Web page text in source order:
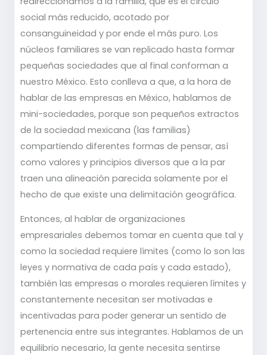
social más reducido, acotado por
consanguineidad y por ende el más puro. Los
núcleos familiares se van replicado hasta formar
pequeñas sociedades que al final conforman a
nuestro México. Esto conlleva a que, a la hora de
hablar de las empresas en México, hablamos de
mini-sociedades, porque son pequeños extractos
de la sociedad mexicana (las familias)
compartiendo diferentes formas de pensar, así
como valores y principios diversos que a la par
traen una alineación parecida solamente por el
hecho de que existe una delimitación geográfica.
Entonces, al hablar de organizaciones
empresariales debemos tomar en cuenta que tal y
como la sociedad requiere límites (como lo son las
leyes y normativa de cada país y cada estado),
también las empresas o morales requieren límites y
constantemente necesitan ser motivadas e
incentivadas para poder generar un sentido de
pertenencia entre sus integrantes. Hablamos de un
equilibrio necesario, la gente necesita sentirse